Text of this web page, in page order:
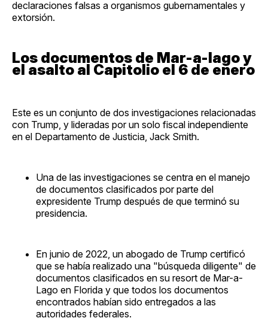
declaraciones falsas a organismos gubernamentales y
extorsión.
Los documentos de Mar-a-lago y
el asalto al Capitolio el 6 de enero
Este es un conjunto de dos investigaciones relacionadas
con Trump, y lideradas por un solo fiscal independiente
en el Departamento de Justicia, Jack Smith.
Una de las investigaciones se centra en el manejo
de documentos clasificados por parte del
expresidente Trump después de que terminó su
presidencia.
En junio de 2022, un abogado de Trump certificó
que se había realizado una "búsqueda diligente" de
documentos clasificados en su resort de Mar-a-
Lago en Florida y que todos los documentos
encontrados habían sido entregados a las
autoridades federales.